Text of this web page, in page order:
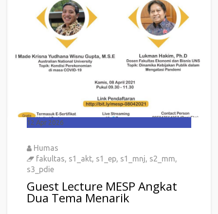
12 Apr 2026
Humas
fakultas, s1_akt, s1_ep, s1_mnj, s2_mm,
s3_pdie
Guest Lecture MESP Angkat
Dua Tema Menarik